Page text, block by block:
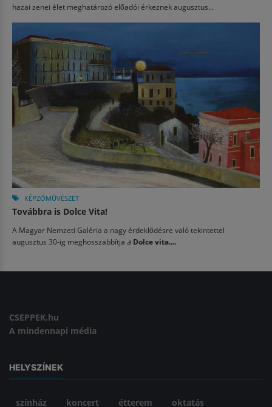
hazai zenei élet meghatározó előadói érkeznek augusztus...
KÉPZŐMŰVÉSZET
Továbbra is Dolce Vita!
A Magyar Nemzeti Galéria a nagy érdeklődésre való tekintettel
augusztus 30-ig meghosszabbítja a Dolce vita....
CSEPPEK.hu
A mindennapi média
HELYSZÍNEK
színház koncert étterem oktatás